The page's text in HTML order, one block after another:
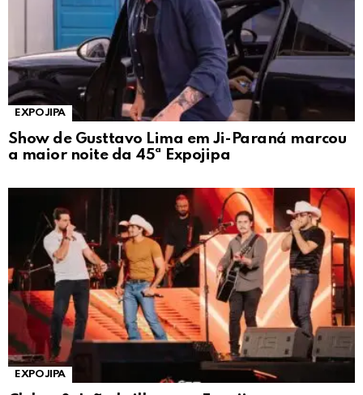
EXPOJIPA
Show de Gusttavo Lima em Ji-Paraná marcou
a maior noite da 45ª Expojipa
EXPOJIPA